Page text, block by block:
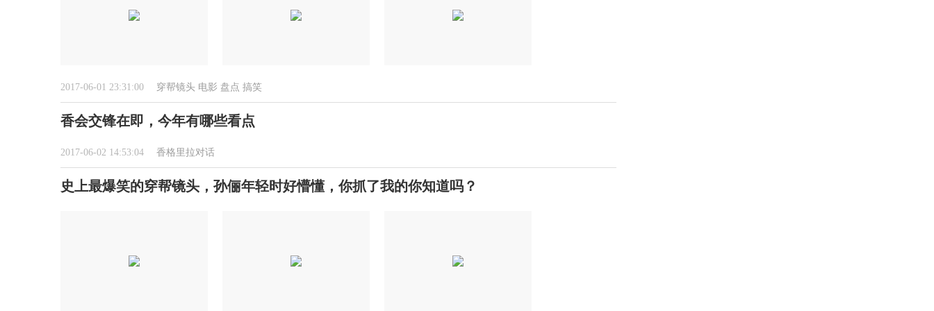
2017-06-01 23:31:00 穿帮镜头 电影 盘点 搞笑
香会交锋在即，今年有哪些看点
2017-06-02 14:53:04 香格里拉对话
史上最爆笑的穿帮镜头，孙俪年轻时好懵懂，你抓了我的你知道吗？